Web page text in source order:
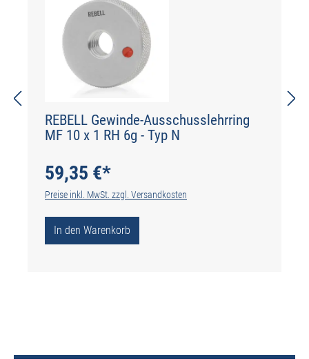
REBELL Gewinde-Ausschusslehrring
MF 10 x 1 RH 6g - Typ N
59,35 €*
Preise inkl. MwSt. zzgl. Versandkosten
In den Warenkorb